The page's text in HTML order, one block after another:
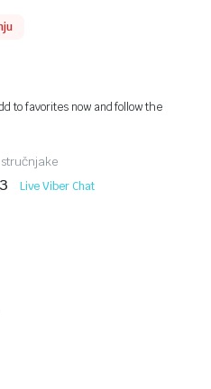
to favorites now and follow the
Live Viber Chat